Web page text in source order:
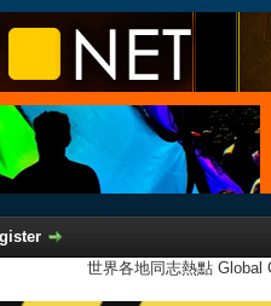
世界各地同志熱點